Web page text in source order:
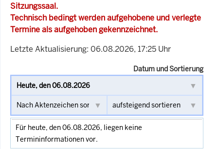
Sitzungssaal.
Technisch bedingt werden aufgehobene und verlegte
Termine als aufgehoben gekennzeichnet.
Letzte Aktualisierung: 06.08.2026, 17:25 Uhr
Datum und Sortierung
Für heute, den 06.08.2026, liegen keine
Termininformationen vor.